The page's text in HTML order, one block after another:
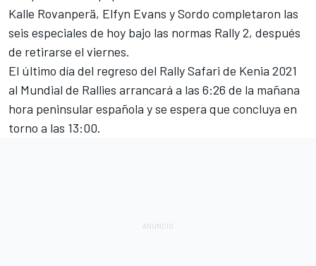
Kalle Rovanperä, Elfyn Evans y Sordo completaron las
seis especiales de hoy bajo las normas Rally 2, después
de retirarse el viernes.
El último día del regreso del Rally Safari de Kenia 2021
al Mundial de Rallies arrancará a las 6:26 de la mañana
hora peninsular española y se espera que concluya en
torno a las 13:00.